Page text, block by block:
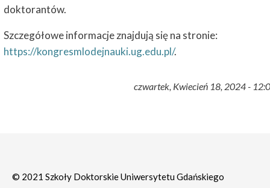
doktorantów.
Szczegółowe informacje znajdują się na stronie:
https://kongresmlodejnauki.ug.edu.pl/.
czwartek, Kwiecień 18, 2024 -
© 2021 Szkoły Doktorskie Uniwersytetu Gdańskiego